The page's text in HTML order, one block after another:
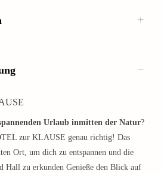
Urlaub inmitten der Natur?
zur KLAUSE genau richtig! Das
Ort, um dich zu entspannen und die
Hall zu erkunden Genieße den Blick auf